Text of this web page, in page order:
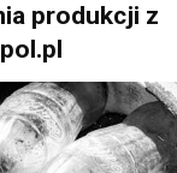
produkcji z